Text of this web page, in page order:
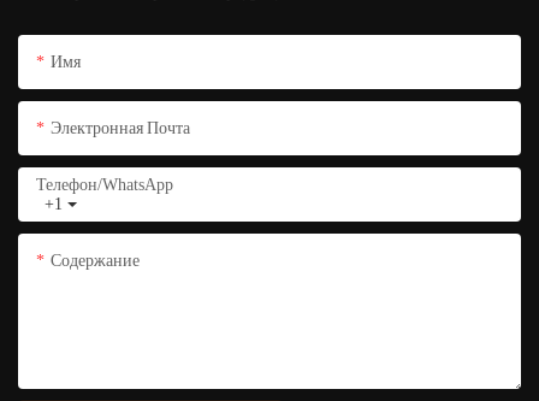
Имя
Электронная Почта
+1
Телефон/WhatsApp
Содержание